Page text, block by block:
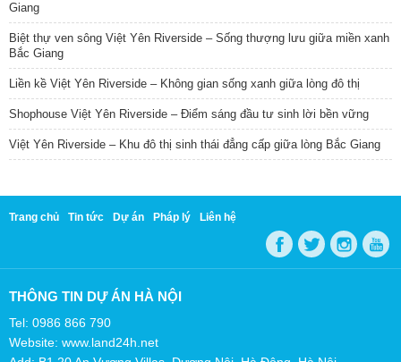
Giang
Biệt thự ven sông Việt Yên Riverside – Sống thượng lưu giữa miền xanh
Bắc Giang
Liền kề Việt Yên Riverside – Không gian sống xanh giữa lòng đô thị
Shophouse Việt Yên Riverside – Điểm sáng đầu tư sinh lời bền vững
Việt Yên Riverside – Khu đô thị sinh thái đẳng cấp giữa lòng Bắc Giang
Trang chủ Tin tức Dự án Pháp lý Liên hệ
THÔNG TIN DỰ ÁN HÀ NỘI
Tel: 0986 866 790
Website: www.land24h.net